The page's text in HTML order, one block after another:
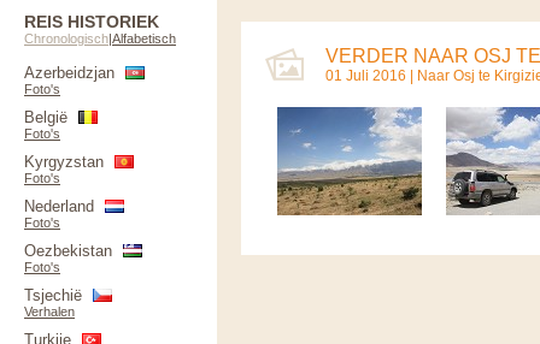
VERDER NAAR OSJ
01 Juli 2016 | Naar Osj te
REIS HISTORIEK
Chronologisch|Alfabetisch
Azerbeidzjan
Foto's
België
Foto's
Kyrgyzstan
Foto's
Nederland
Foto's
Oezbekistan
Foto's
Tsjechië
Verhalen
Turkije